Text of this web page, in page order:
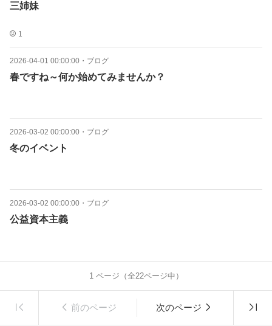
三姉妹
1
2026-04-01 00:00:00 ・ ブログ
春ですね～何か始めてみませんか？
2026-03-02 00:00:00 ・ ブログ
冬のイベント
2026-03-02 00:00:00 ・ ブログ
公益資本主義
1ページ（全22ページ中）
前のページ 次のページ